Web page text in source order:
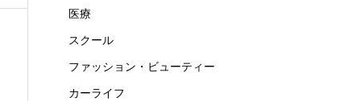
医療
スクール
ファッション・ビューティー
カーライフ